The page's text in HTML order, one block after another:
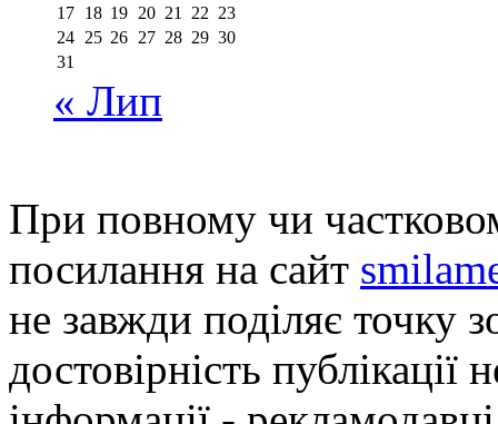
17 18 19 20 21 22 23
24 25 26 27 28 29 30
31
« Лип
При повному чи
посилання на сайт
не завжди поділяє точку
достовірність публікації